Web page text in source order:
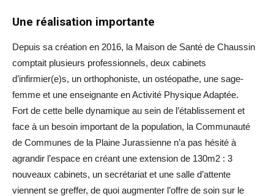
Une réalisation importante
Depuis sa création en 2016, la Maison de Santé de Chaussin
comptait plusieurs professionnels, deux cabinets
d’infirmier(e)s, un orthophoniste, un ostéopathe, une sage-
femme et une enseignante en Activité Physique Adaptée.
Fort de cette belle dynamique au sein de l’établissement et
face à un besoin important de la population, la Communauté
de Communes de la Plaine Jurassienne n’a pas hésité à
agrandir l’espace en créant une extension de 130m2 : 3
nouveaux cabinets, un secrétariat et une salle d’attente
viennent se greffer, de quoi augmenter l’offre de soin sur le